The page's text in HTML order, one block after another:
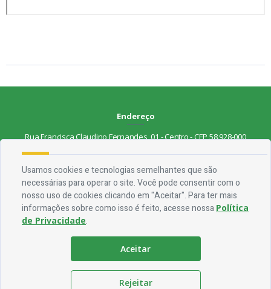
Endereço
Rua Francisca Claudino Fernandes, 01 - Centro - CEP 58.928-000
Contato
Telefone:(83) 3563-1075
Email:ouvidoria@jocaclaudino.pb.gov.br
Horário De Funcionamento
De segunda à sexta, das 08h às 13h
Redes Socias
Usamos cookies e tecnologias semelhantes que são
necessárias para operar o site. Você pode consentir com o
nosso uso de cookies clicando em "Aceitar". Para ter mais
informações sobre como isso é feito, acesse nossa Política
de Privacidade.
Aceitar
Rejeitar